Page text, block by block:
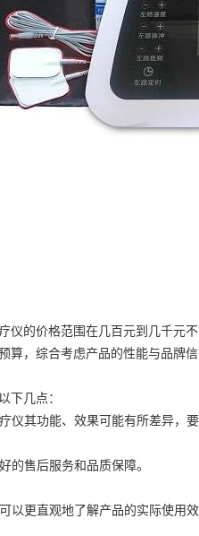
仪的价格范围在几百元到几千元不
算，综合考虑产品的性能与品牌信
下几点：
仪其功能、效果可能有所差异，
的售后服务和品质保障。
以更直观地了解产品的实际使用效